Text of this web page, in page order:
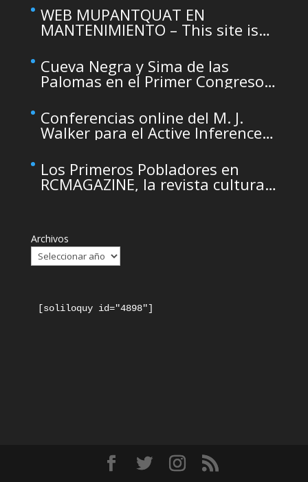
WEB MUPANTQUAT EN
MANTENIMIENTO – This site is
maintenance
Cueva Negra y Sima de las
Palomas en el Primer Congreso
Murcia organizado por el CDL
Conferencias online del M. J.
Walker para el Active Inference
Los Primeros Pobladores en
RCMAGAZINE, la revista cultural
Archivos
[soliloquy id="4898"]